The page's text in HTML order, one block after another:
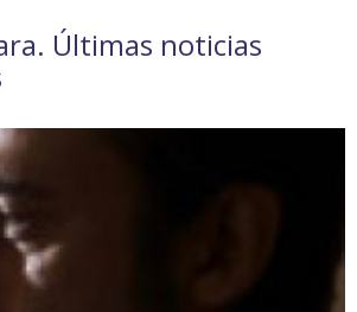
Últimas noticias